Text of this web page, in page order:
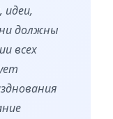
идеи,
должны
всех